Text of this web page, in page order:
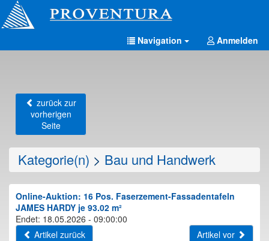
Navigation Anmelden
zurück zur
vorherigen
Seite
Kategorie(n) > Bau und Handwerk
Online-Auktion: 16 Pos. Faserzement-Fassadentafeln
JAMES HARDY je 93.02 m²
Endet: 18.05.2026 - 09:00:00
Artikel zurück
Artikel vor